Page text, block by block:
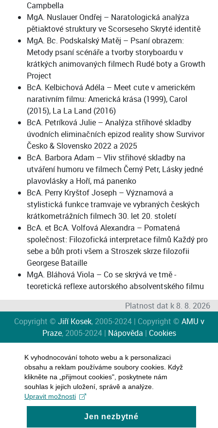
Campbella
MgA. Nuslauer Ondřej – Naratologická analýza
pětiaktové struktury ve Scorseseho Skryté identitě
MgA. Bc. Podskalský Matěj – Psaní obrazem:
Metody psaní scénáře a tvorby storyboardu v
krátkých animovaných filmech Rudé boty a Growth
Project
BcA. Kelbichová Adéla – Meet cute v americkém
narativním filmu: Americká krása (1999), Carol
(2015), La La Land (2016)
BcA. Petríková Julie – Analýza střihové skladby
úvodních eliminačních epizod reality show Survivor
Česko & Slovensko 2022 a 2025
BcA. Barbora Adam – Vliv střihové skladby na
utváření humoru ve filmech Černý Petr, Lásky jedné
plavovlásky a Hoří, má panenko
BcA. Perry Kryštof Joseph – Významová a
stylistická funkce tramvaje ve vybraných českých
krátkometrážních filmech 30. let 20. století
BcA. et BcA. Volfová Alexandra – Pomatená
společnost: Filozofická interpretace filmů Každý pro
sebe a bůh proti všem a Stroszek skrze filozofii
Georgese Bataille
MgA. Bláhová Viola – Co se skrývá ve tmě -
teoretická reflexe autorského absolventského filmu
Platnost dat k 8. 8. 2026
Copyright © Jiří Kosek, 2005-2024 | Copyright © AMU v
Praze, 2005-2024 | Nápověda | Cookies
K vyhodnocování tohoto webu a k personalizaci
obsahu a reklam používáme soubory cookies. Když
klikněte na „přijmout cookies", poskytnete nám
souhlas k jejich uložení, správě a analýze.
Upravit možnosti
Jen nezbytné